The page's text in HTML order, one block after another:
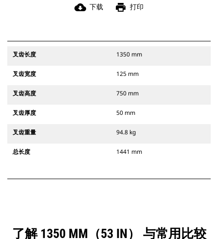
cloud_download 下载 print 打印
叉齿长度 1350 mm
叉齿宽度 125 mm
叉齿高度 750 mm
叉齿厚度 50 mm
叉齿重量 94.8 kg
总长度 1441 mm
了解 1350 MM（53 IN） 与常用比较